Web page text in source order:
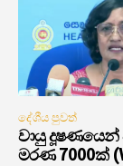
දේශීය පුවත්
වායු දූෂණයෙන්
මරණ 7000ක්